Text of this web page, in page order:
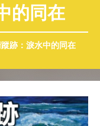
的同在
跡：淚水中的同在